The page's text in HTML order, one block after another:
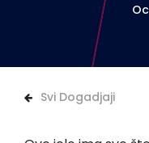
Svi Dogadjaji